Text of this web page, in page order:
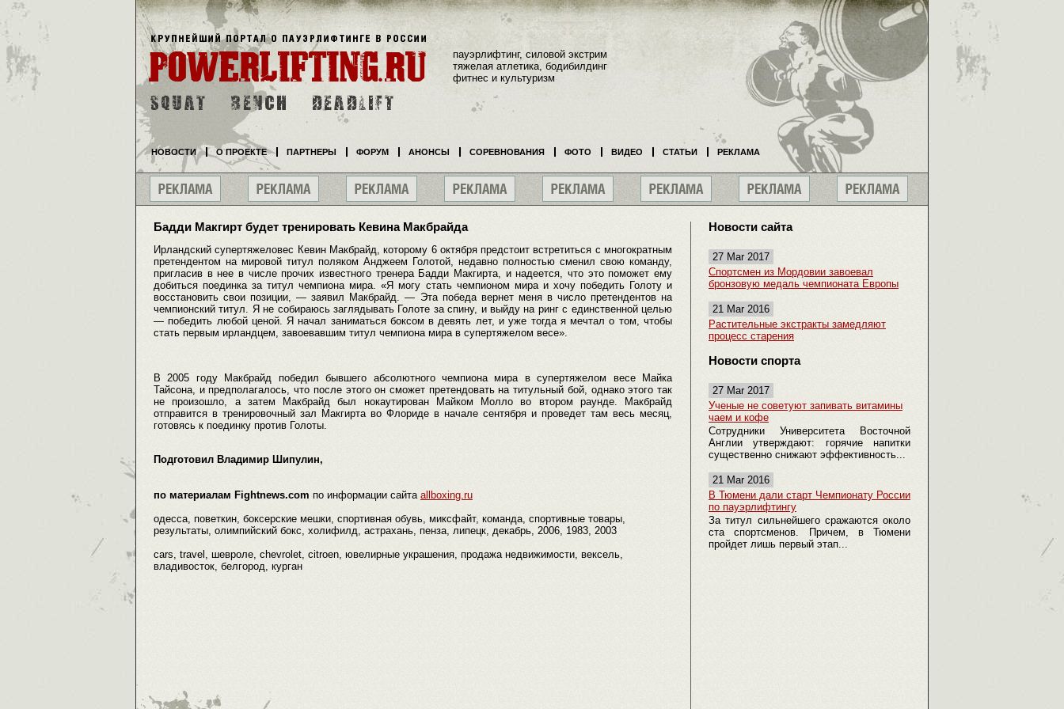
Бадди Макгирт будет тренировать Кевина Макбрайда
Ирландский супертяжеловес Кевин Макбрайд, которому 6 октября предстоит встретиться с многократным
претендентом на мировой титул поляком Анджеем Голотой, недавно полностью сменил свою команду,
пригласив в нее в числе прочих известного тренера Бадди Макгирта, и надеется, что это поможет ему
добиться поединка за титул чемпиона мира. «Я могу стать чемпионом мира и хочу победить Голоту и
восстановить свои позиции, — заявил Макбрайд. — Эта победа вернет меня в число претендентов на
чемпионский титул. Я не собираюсь заглядывать Голоте за спину, и выйду на ринг с единственной целью
— победить любой ценой. Я начал заниматься боксом в девять лет, и уже тогда я мечтал о том, чтобы
стать первым ирландцем, завоевавшим титул чемпиона мира в супертяжелом весе».
В 2005 году Макбрайд победил бывшего абсолютного чемпиона мира в супертяжелом весе Майка
Тайсона, и предполагалось, что после этого он сможет претендовать на титульный бой, однако этого так
не произошло, а затем Макбрайд был нокаутирован Майком Молло во втором раунде. Макбрайд
отправится в тренировочный зал Макгирта во Флориде в начале сентября и проведет там весь месяц,
готовясь к поединку против Голоты.
Подготовил Владимир Шипулин,
по материалам Fightnews.com по информации сайта allboxing.ru
одесса, поветкин, боксерские мешки, спортивная обувь, миксфайт, команда, спортивные товары,
результаты, олимпийский бокс, холифилд, астрахань, пенза, липецк, декабрь, 2006, 1983, 2003
cars, travel, шевроле, chevrolet, citroen, ювелирные украшения, продажа недвижимости, вексель,
владивосток, белгород, курган
Новости сайта
27 Mar 2017
Спортсмен из Мордовии завоевал
бронзовую медаль чемпионата Европы
21 Mar 2016
Растительные экстракты замедляют
процесс старения
Новости спорта
27 Mar 2017
Ученые не советуют запивать витамины
чаем и кофе
Сотрудники Университета Восточной
Англии утверждают: горячие напитки
существенно снижают эффективность...
21 Mar 2016
В Тюмени дали старт Чемпионату России
по пауэрлифтингу
За титул сильнейшего сражаются около
ста спортсменов. Причем, в Тюмени
пройдет лишь первый этап...
пауэрлифтинг, силовой экстрим
тяжелая атлетика, бодибилдинг
фитнес и культуризм
НОВОСТИ О ПРОЕКТЕ ПАРТНЕРЫ ФОРУМ АНОНСЫ СОРЕВНОВАНИЯ ФОТО ВИДЕО СТАТЬИ РЕКЛАМА